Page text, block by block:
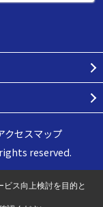
クセスマップ
reserved.
ス向上検討を目的と